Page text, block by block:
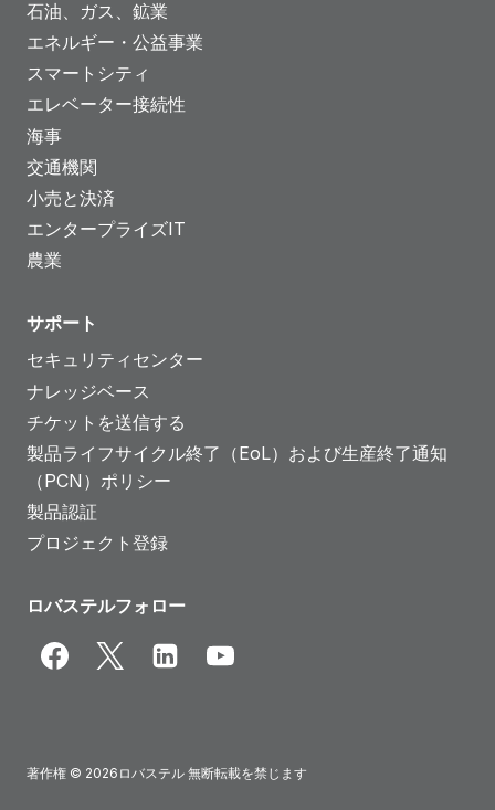
石油、ガス、鉱業
エネルギー・公益事業
スマートシティ
エレベーター接続性
海事
交通機関
小売と決済
エンタープライズIT
農業
サポート
セキュリティセンター
ナレッジベース
チケットを送信する
製品ライフサイクル終了（EoL）および生産終了通知
（PCN）ポリシー
製品認証
プロジェクト登録
ロバステルフォロー
著作権 © 2026ロバステル 無断転載を禁じます